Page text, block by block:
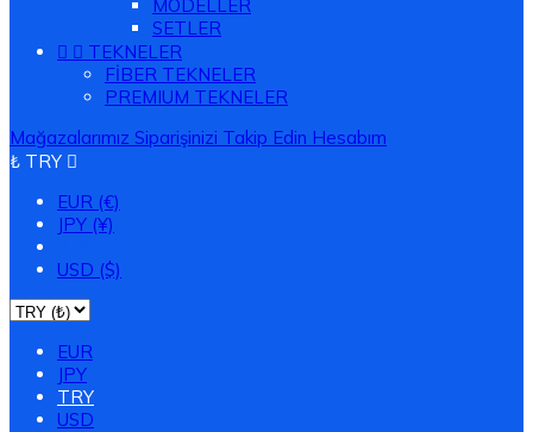
MODELLER
SETLER
  TEKNELER
FİBER TEKNELER
PREMIUM TEKNELER
Mağazalarımız Siparişinizi Takip Edin Hesabım
₺ TRY 
EUR (€)
JPY (¥)
USD ($)
EUR
JPY
TRY
USD